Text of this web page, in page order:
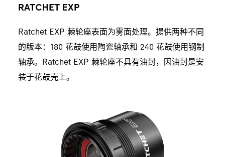
RATCHET EXP
Ratchet EXP 棘轮座表面为雾面处理。提供两种不同
的版本：180 花鼓使用陶瓷轴承和 240 花鼓使用钢制
轴承。Ratchet EXP 棘轮座不具有油封，因油封是安
装于花鼓壳上。